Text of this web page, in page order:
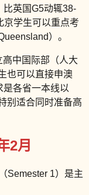
英国G5动辄38-
京学生可以重点考
）。
高中国际部（人大
也可以直接申澳
各省一本线以
别适合同时准备高
2月
Semester 1）是主